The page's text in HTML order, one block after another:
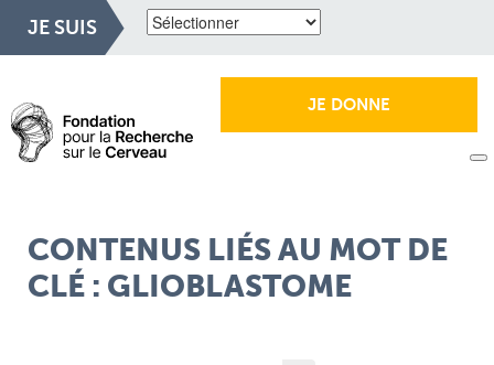
JE SUIS
JE DONNE
CONTENUS LIÉS AU MOT DE
CLÉ : GLIOBLASTOME